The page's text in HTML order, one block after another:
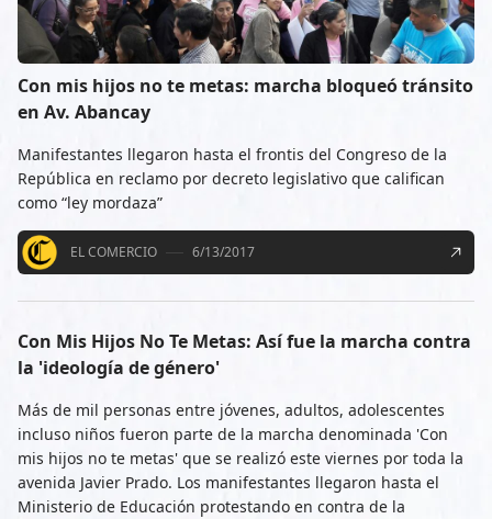
Con mis hijos no te metas: marcha bloqueó tránsito
en Av. Abancay
Manifestantes llegaron hasta el frontis del Congreso de la
República en reclamo por decreto legislativo que califican
como “ley mordaza”
EL COMERCIO 6/13/2017
Con Mis Hijos No Te Metas: Así fue la marcha contra
la 'ideología de género'
Más de mil personas entre jóvenes, adultos, adolescentes
incluso niños fueron parte de la marcha denominada 'Con
mis hijos no te metas' que se realizó este viernes por toda la
avenida Javier Prado. Los manifestantes llegaron hasta el
Ministerio de Educación protestando en contra de la